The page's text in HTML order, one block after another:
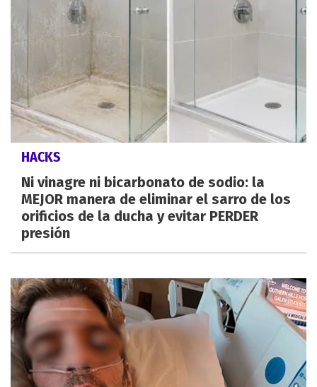
HACKS
Ni vinagre ni bicarbonato de sodio: la
MEJOR manera de eliminar el sarro de los
orificios de la ducha y evitar PERDER
presión